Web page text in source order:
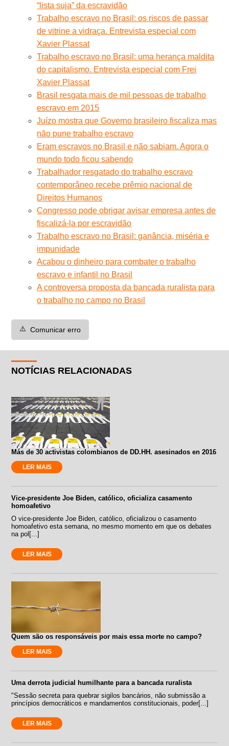
“lista suja” da escravidão
Trabalho escravo no Brasil: os riscos de passar
de vitrine a vidraça. Entrevista especial com
Xavier Plassat
Trabalho escravo no Brasil: uma herança maldita
do capitalismo. Entrevista especial com Frei
Xavier Plassat
Brasil resgata mais de mil pessoas de trabalho
escravo em 2015
Juízo mostra que Governo brasileiro fiscaliza mas
não pune trabalho escravo
Eram escravos no Brasil e não sabiam. Agora o
mundo todo ficou sabendo
Trabalhador resgatado do trabalho escravo
contemporâneo recebe prêmio nacional de
Direitos Humanos
Congresso pode obrigar avisar empresa antes de
fiscalizá-la por escravidão
Trabalho escravo no Brasil: ganância, miséria e
impunidade
Acabou o dinheiro para combater o trabalho
escravo e infantil no Brasil
A controversa proposta da bancada ruralista para
o trabalho no campo no Brasil
⚠️ Comunicar erro
NOTÍCIAS RELACIONADAS
Más de 30 activistas colombianos de DD.HH. asesinados en 2016
LER MAIS
Vice-presidente Joe Biden, católico, oficializa casamento
homoafetivo
O vice-presidente Joe Biden, católico, oficializou o casamento
homoafetivo esta semana, no mesmo momento em que os debates
na pol[...]
LER MAIS
Quem são os responsáveis por mais essa morte no campo?
LER MAIS
Uma derrota judicial humilhante para a bancada ruralista
"Sessão secreta para quebrar sigilos bancários, não submissão a
princípios democráticos e mandamentos constitucionais, poder[...]
LER MAIS